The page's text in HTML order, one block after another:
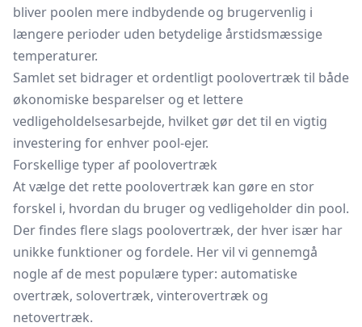
bliver poolen mere indbydende og brugervenlig i
længere perioder uden betydelige årstidsmæssige
temperaturer.
Samlet set bidrager et ordentligt poolovertræk til både
økonomiske besparelser og et lettere
vedligeholdelsesarbejde, hvilket gør det til en vigtig
investering for enhver pool-ejer.
Forskellige typer af poolovertræk
At vælge det rette poolovertræk kan gøre en stor
forskel i, hvordan du bruger og vedligeholder din pool.
Der findes flere slags poolovertræk, der hver især har
unikke funktioner og fordele. Her vil vi gennemgå
nogle af de mest populære typer: automatiske
overtræk, solovertræk, vinterovertræk og
netovertræk.